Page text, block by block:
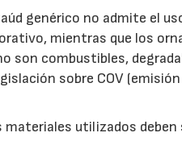
genérico no admite el
mientras que los
son combustibles,
sobre COV
utilizados